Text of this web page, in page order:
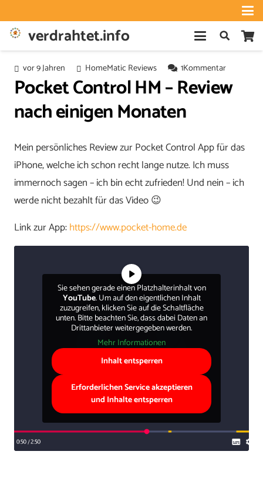
verdrahtet.info
vor 9 Jahren HomeMatic Reviews 1Kommentar
Pocket Control HM – Review
nach einigen Monaten
Mein persönliches Review zur Pocket Control App für das
iPhone, welche ich schon recht lange nutze. Ich muss
immernoch sagen – ich bin echt zufrieden! Und nein – ich
werde nicht bezahlt für das Video 😉
Link zur App:https://www.pocket-home.de
Sie sehen gerade einen Platzhalterinhalt von
YouTube. Um auf den eigentlichen Inhalt
zuzugreifen, klicken Sie auf die Schaltfläche
unten. Bitte beachten Sie, dass dabei Daten an
Drittanbieter weitergegeben werden.
Mehr Informationen
Inhalt entsperren
Erforderlichen Service akzeptieren
und Inhalte entsperren